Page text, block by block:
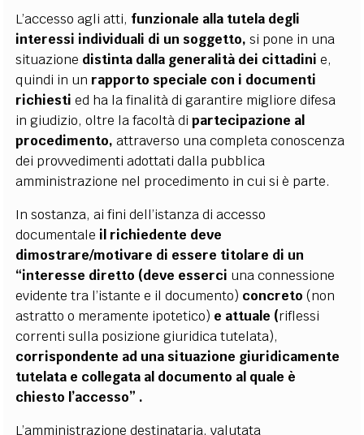
L’accesso agli atti, funzionale alla tutela degli
interessi individuali di un soggetto,si pone in una
situazione distinta dalla generalità dei cittadinie,
quindi in un rapporto speciale con i documenti
richiestied ha la finalità di garantire migliore difesa
in giudizio, oltre la facoltà dipartecipazione al
procedimento, attraverso una completa conoscenza
dei provvedimenti adottati dalla pubblica
amministrazione nel procedimento in cui si è parte.
In sostanza, ai fini dell’istanza di accesso
documentale il richiedente deve
dimostrare/motivare di essere titolare di un
“interesse diretto (deve esserci una connessione
evidente tra l’istante e il documento) concreto(non
astratto o meramente ipotetico) e attuale (riflessi
correnti sulla posizione giuridica tutelata),
corrispondente ad una situazione giuridicamente
tutelata e collegata al documento al quale è
chiesto l’accesso” .
L’amministrazione destinataria, valutata